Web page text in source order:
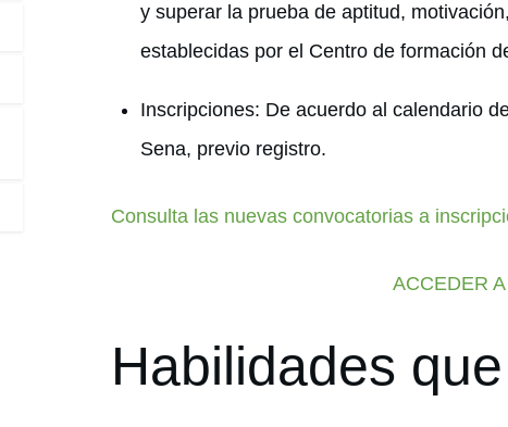
y superar la prueba de aptitud,
establecidas por el Centro de formación
Inscripciones: De acuerdo al calendario
Sena, previo registro.
Consulta las nuevas convocatorias a
ACCEDER
Habilidades